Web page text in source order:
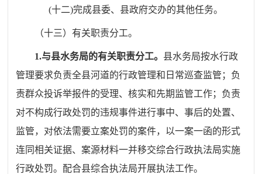
(十二)完成县委、县政府交办的其他任务。
（十三）有关职责分工。
1.与县水务局的有关职责分工。 县水务局按水行政
管理要求负责全县河道的行政管理和日常巡查监管；负
责群众投诉举报件的受理、核实和先期监管工作；负责
对不构成行政处罚的违规事件进行事中、事后的处置、
监管，对依法需要立案处罚的案件，以一案一函的形式
连同相关证据、案源材料一并移交综合行政执法局实施
行政处罚。配合县综合执法局开展执法工作。